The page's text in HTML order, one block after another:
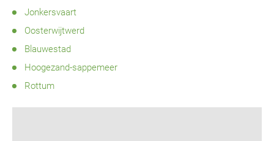
Jonkersvaart
Oosterwijtwerd
Blauwestad
Hoogezand-sappemeer
Rottum